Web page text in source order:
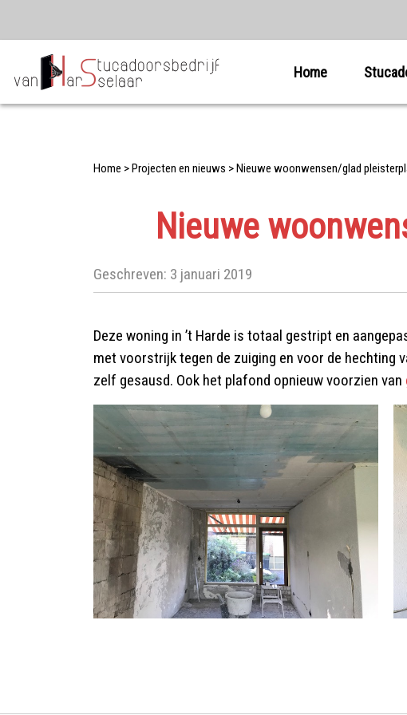
Home
Home >Projecten en nieuws >Nieuwe woonwensen/glad
Nieuwe
Geschreven: 3 januari 2019
Deze woning in ’t Harde is totaal gestript en
met voorstrijk tegen de zuiging en voor de hechting
zelf gesausd. Ook het plafond opnieuw voorzien van